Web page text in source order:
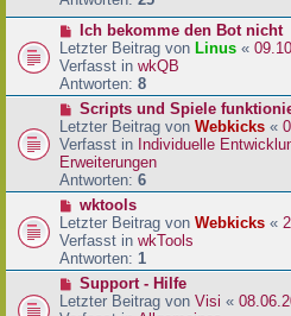
t
a
g
r
B
e
i
t
a
g
N
e
u
e
r
B
e
i
t
r
a
g
Ich bekomme den Bot nicht
Letzter Beitrag von Linus «
Verfasst in wkQB
Antworten: 8
N
e
u
e
r
B
e
i
t
r
a
g
Scripts und Spiele
Letzter Beitrag von Webkicks «
Verfasst in Individuelle
Erweiterungen
Antworten: 6
N
e
u
e
r
B
e
wktools
Letzter Beitrag von Webkicks «
Verfasst in wkTools
Antworten: 1
N
e
Support - Hilfe
Letzter Beitrag von Visi «